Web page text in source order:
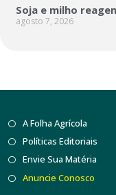
Soja e milho
agosto 7, 2026
A Folha Agrícola
Políticas Editoriais
Envie Sua Matéria
Anuncie Conosco